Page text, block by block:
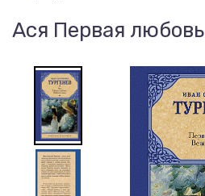
Ася Первая любовь